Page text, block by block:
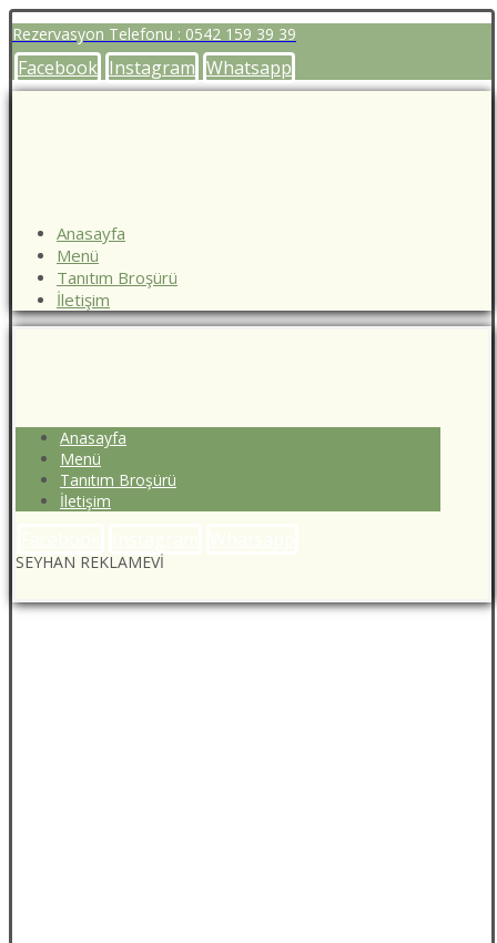
Rezervasyon Telefonu : 0542 159 39 39
Facebook Instagram Whatsapp
Anasayfa
Menü
Tanıtım Broşürü
İletişim
Anasayfa
Menü
Tanıtım Broşürü
İletişim
SEYHAN REKLAMEVİ